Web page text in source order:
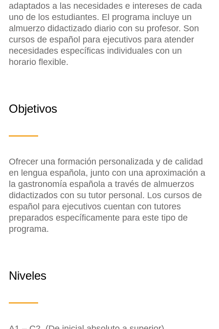
adaptados a las necesidades e intereses de cada
uno de los estudiantes. El programa incluye un
almuerzo didactizado diario con su profesor. Son
cursos de español para ejecutivos para atender
necesidades específicas individuales con un
horario flexible.
Objetivos
Ofrecer una formación personalizada y de calidad
en lengua española, junto con una aproximación a
la gastronomía española a través de almuerzos
didactizados con su tutor personal. Los cursos de
español para ejecutivos cuentan con tutores
preparados específicamente para este tipo de
programa.
Niveles